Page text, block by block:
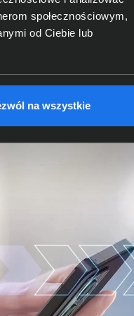
społecznościowym,
od Ciebie lub
na wszystkie
jest jednak
każdego